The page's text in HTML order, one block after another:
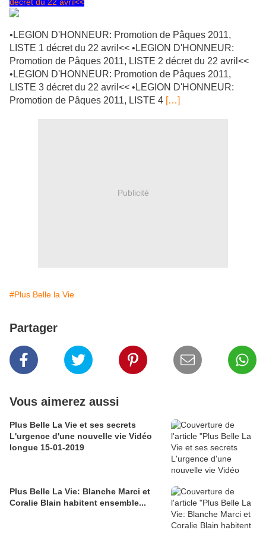
•LEGION D'HONNEUR: Promotion de Pâques 2011,
LISTE 1 décret du 22 avril<< •LEGION D'HONNEUR:
Promotion de Pâques 2011, LISTE 2 décret du 22 avril<<
•LEGION D'HONNEUR: Promotion de Pâques 2011,
LISTE 3 décret du 22 avril<< •LEGION D'HONNEUR:
Promotion de Pâques 2011, LISTE 4 […]
Publicité
#Plus Belle la Vie
Partager
Vous aimerez aussi
Plus Belle La Vie et ses secrets
L'urgence d'une nouvelle vie Vidéo
longue 15-01-2019
Plus Belle La Vie: Blanche Marci et
Coralie Blain habitent ensemble...